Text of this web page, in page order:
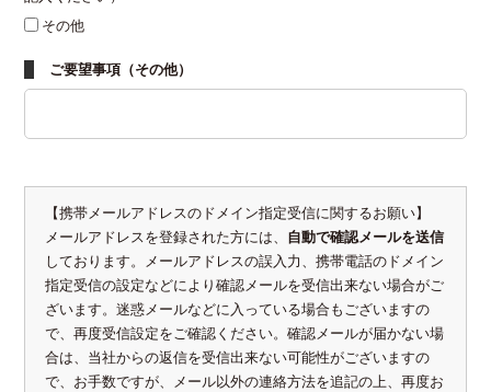
その他
ご要望事項（その他）
【携帯メールアドレスのドメイン指定受信に関するお願い】
メールアドレスを登録された方には、 自動で確認メールを送信
しております。メールアドレスの誤入力、携帯電話のドメイン
指定受信の設定などにより確認メールを受信出来ない場合がご
ざいます。迷惑メールなどに入っている場合もございますの
で、再度受信設定をご確認ください。確認メールが届かない場
合は、当社からの返信を受信出来ない可能性がございますの
で、お手数ですが、メール以外の連絡方法を追記の上、再度お